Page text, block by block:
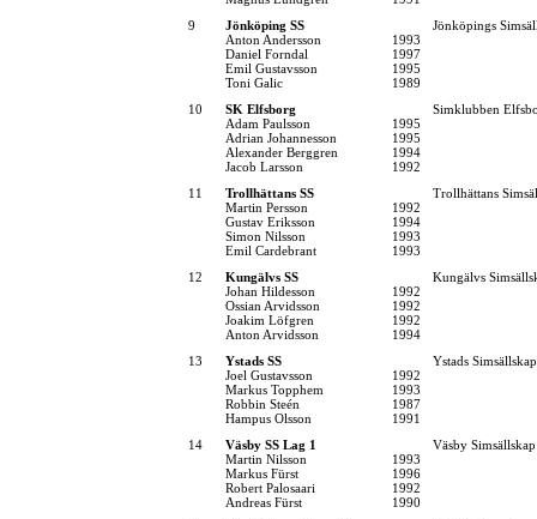
9
Jönköping SS
Jönköpings
Anton Andersson
1993
Daniel Forndal
1997
Emil Gustavsson
1995
Toni Galic
1989
10
SK Elfsborg
Simklubben
Adam Paulsson
1995
Adrian Johannesson
1995
Alexander Berggren
1994
Jacob Larsson
1992
11
Trollhättans SS
Trollhättans
Martin Persson
1992
Gustav Eriksson
1994
Simon Nilsson
1993
Emil Cardebrant
1993
12
Kungälvs SS
Kungälvs
Johan Hildesson
1992
Ossian Arvidsson
1992
Joakim Löfgren
1992
Anton Arvidsson
1994
13
Ystads SS
Ystads Simsällskap
Joel Gustavsson
1992
Markus Topphem
1993
Robbin Steén
1987
Hampus Olsson
1991
14
Väsby SS Lag 1
Väsby Simsällskap
Martin Nilsson
1993
Markus Fürst
1996
Robert Palosaari
1992
Andreas Fürst
1990